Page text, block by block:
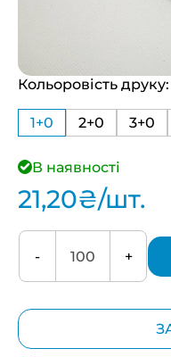
Кольоровість друку:
1+0 2+0 3+0
В наявності
21,20₴/шт.
- +